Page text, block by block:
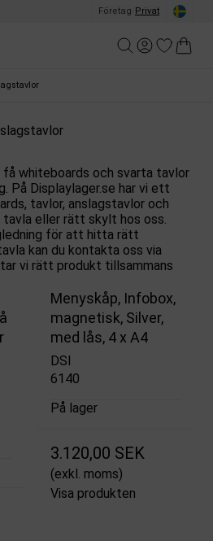
Företag Privat
få whiteboards och svarta tavlor
På Displaylager.se har vi ett
tavlor, anslagstavlor och
eller rätt skylt hos oss.
för att hitta rätt
kan du kontakta oss via
vi rätt produkt tillsammans
Menyskåp, Infobox,
magnetisk, Silver,
med lås, 4 x A4
DSI
6140
På lager
3.120,00 SEK
(exkl. moms)
Visa produkten